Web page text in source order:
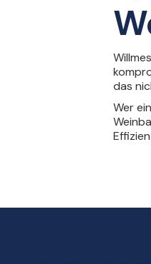
das
Wer